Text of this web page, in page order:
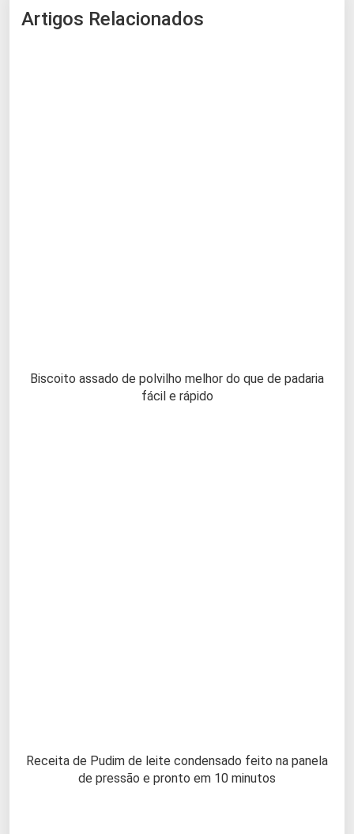
Artigos Relacionados
Biscoito assado de polvilho melhor do que de padaria
fácil e rápido
Receita de Pudim de leite condensado feito na panela
de pressão e pronto em 10 minutos